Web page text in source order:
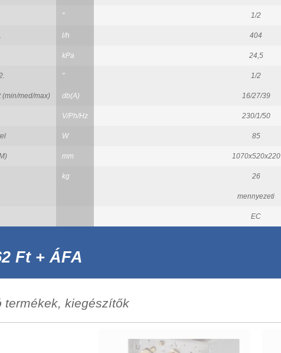
" 1/2
l/h 404
kPa 24,5
" 1/2
med/max) db(A) 16/27/39
V/Ph/Hz 230/1/50
W 85
mm 1070x520x220
kg 26
mennyezeti
EC
Ft + ÁFA
termékek, kiegészítők